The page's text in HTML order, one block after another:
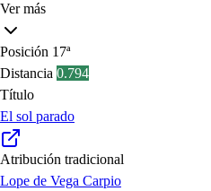
Ver más
Posición 17ª
Distancia 0.794
Título
El sol parado
Atribución tradicional
Lope de Vega Carpio